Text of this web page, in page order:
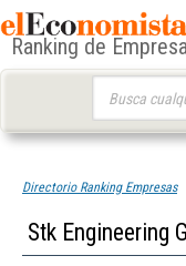
Ranking de
Directorio Ranking Empresas
Stk Engineering